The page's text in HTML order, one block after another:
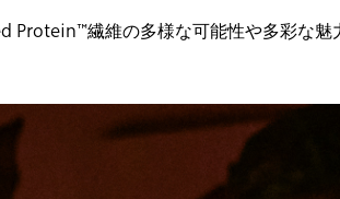
繊維の多様な可能性や多彩な魅